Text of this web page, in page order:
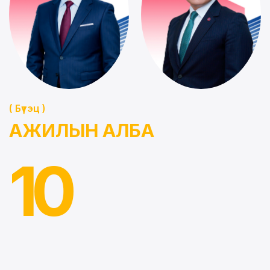
( Бүтэц )
АЖИЛЫН АЛБА
10